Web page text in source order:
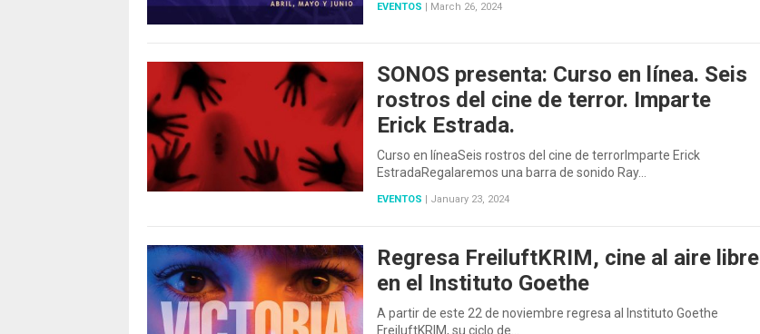
EVENTOS March 26, 2024
SONOS presenta: Curso en línea. Seis
rostros del cine de terror. Imparte
Erick Estrada.
Curso en líneaSeis rostros del cine de terrorImparte Erick
EstradaRegalaremos una barra de sonido Ray…
EVENTOS January 23, 2024
Regresa FreiluftKRIM, cine al aire libre
en el Instituto Goethe
A partir de este 22 de noviembre regresa al Instituto Goethe
FreiluftKRIM, su ciclo de…